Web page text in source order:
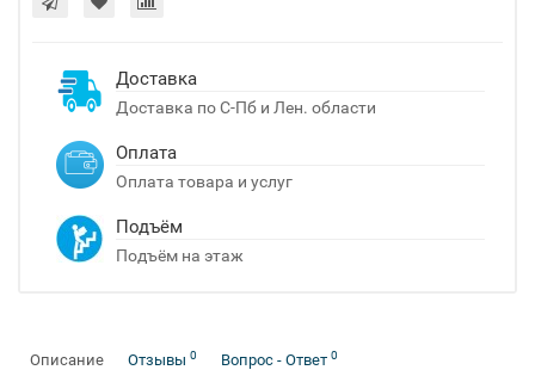
Доставка
Доставка по С-Пб и Лен. области
Оплата
Оплата товара и услуг
Подъём
Подъём на этаж
Описание Отзывы 0 Вопрос - Ответ 0